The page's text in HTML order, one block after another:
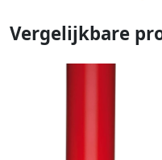
Vergelijkbare